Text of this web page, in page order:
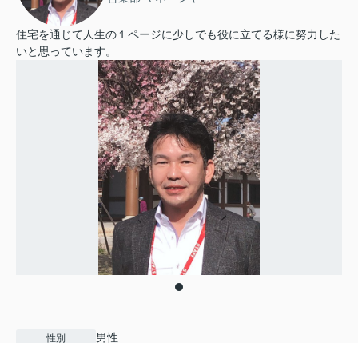
住宅を通じて人生の１ページに少しでも役に立てる様に努力した
いと思っています。
性別 男性